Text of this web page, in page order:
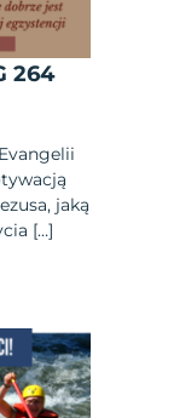
264
jaką
[…]